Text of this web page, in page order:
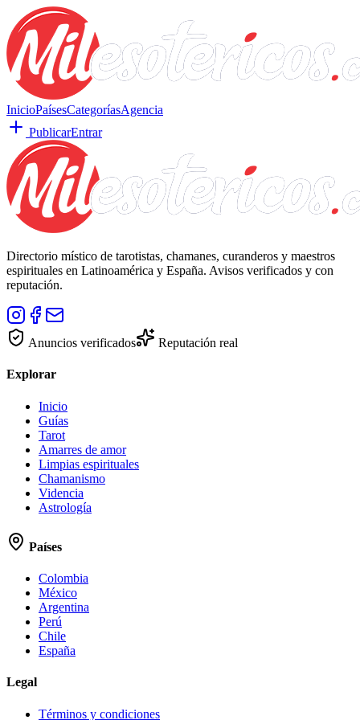
InicioPaísesCategoríasAgencia
PublicarEntrar
Directorio místico de tarotistas, chamanes, curanderos y maestros
espirituales en Latinoamérica y España. Avisos verificados y con
reputación.
Anuncios verificados Reputación real
Explorar
Inicio
Guías
Tarot
Amarres de amor
Limpias espirituales
Chamanismo
Videncia
Astrología
Países
Colombia
México
Argentina
Perú
Chile
España
Legal
Términos y condiciones